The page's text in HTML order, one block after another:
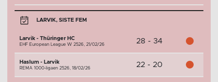
LARVIK, SISTE FEM
Larvik - Thüringer HC
EHF European League W 2526, 21/02/26 28 - 34
Haslum - Larvik
REMA 1000-ligaen 2526, 18/02/26 22 - 20